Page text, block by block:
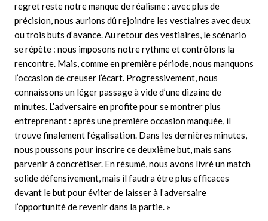
regret reste notre manque de réalisme : avec plus de
précision, nous aurions dû rejoindre les vestiaires avec deux
ou trois buts d’avance. Au retour des vestiaires, le scénario
se répète : nous imposons notre rythme et contrôlons la
rencontre. Mais, comme en première période, nous manquons
l’occasion de creuser l’écart. Progressivement, nous
connaissons un léger passage à vide d’une dizaine de
minutes. L’adversaire en profite pour se montrer plus
entreprenant : après une première occasion manquée, il
trouve finalement l’égalisation. Dans les dernières minutes,
nous poussons pour inscrire ce deuxième but, mais sans
parvenir à concrétiser. En résumé, nous avons livré un match
solide défensivement, mais il faudra être plus efficaces
devant le but pour éviter de laisser à l’adversaire
l’opportunité de revenir dans la partie. »